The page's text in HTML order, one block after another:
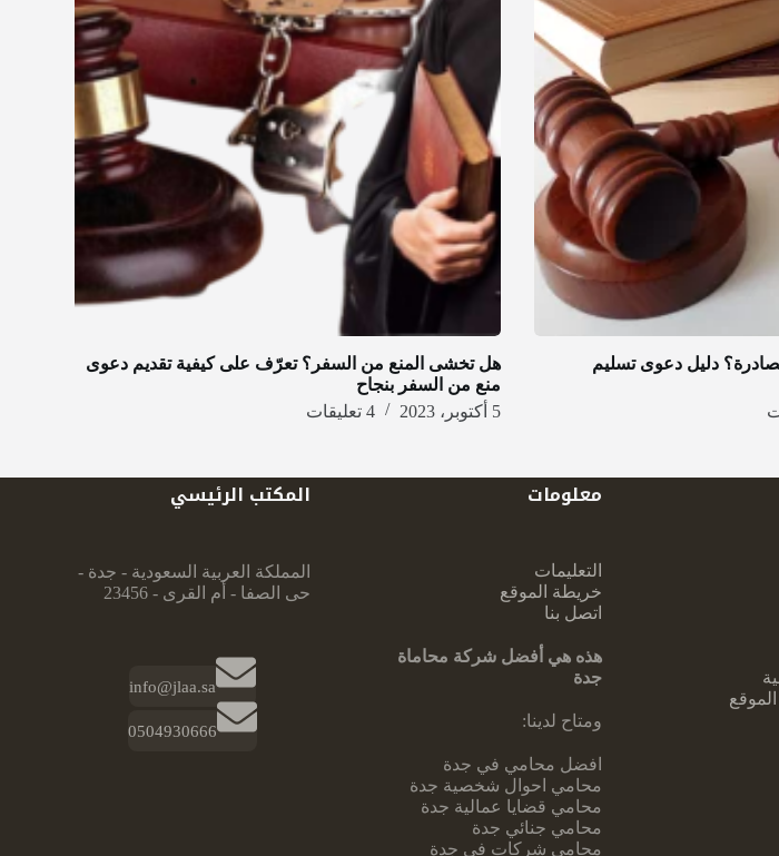
دليل دعوى تسليم
هل تخشى المنع من السفر؟ تعرّف على كيفية تقديم دعوى
منع من السفر بنجاح
5 أكتوبر، 2023
4 تعليقات
معلومات
التعليمات
خريطة الموقع
اتصل بنا
هذه هي أفضل شركة محاماة
جدة
ومتاح لدينا:
افضل محامي في جدة
محامي احوال شخصية جدة
محامي قضايا عمالية جدة
محامي جنائي جدة
محامي شركات في جدة
المكتب الرئيسي
المملكة العربية السعودية - جدة -
حى الصفا - أم القرى - 23456
info@jlaa.sa
0504930666